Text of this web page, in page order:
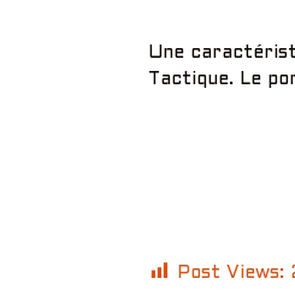
Une
Tactique. Le
Post Views: